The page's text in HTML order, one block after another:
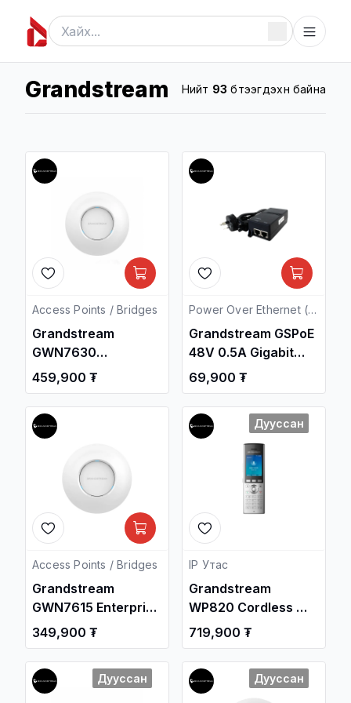
Grandstream Нийт 93 бүтээгдэхүүн байна
Access Points / Bridges
Grandstream
GWN7630
Enterprise 802.11ac
Wave2 4x4:4
Access Point /
Утасгүй цацагч
Сүлжээний
Төхөөрөмж /
459,900 ₮
Power Over Ethernet (POE)
Grandstream GSPoE
48V 0.5A Gigabit
POE Injector
69,900 ₮
Access Points / Bridges
Grandstream
GWN7615 Enterprise
802.11ac 3x3:3
Access Point /
Утасгүй цацагч
төхөөрөмж ,
349,900 ₮
Дууссан
IP Утас
Grandstream
WP820 Cordless Wi-
Fi IP Phone
719,900 ₮
Дууссан Дууссан